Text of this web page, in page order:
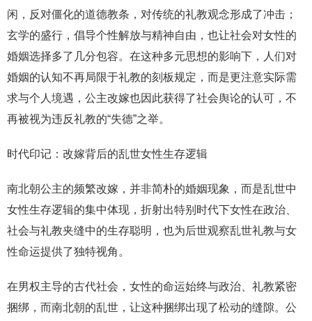
闲，反对僵化的道德教条，对传统的礼教观念形成了冲击；
玄学的盛行，倡导个性解放与精神自由，也让社会对女性的
婚姻选择多了几分包容。在这种多元思想的影响下，人们对
婚姻的认知不再局限于礼教的刻板规定，而是更注意实际需
求与个人境遇，公主改嫁也因此获得了社会舆论的认可，不
再被视为违反礼教的“失德”之举。
时代印记：改嫁背后的乱世女性生存逻辑
南北朝公主的频繁改嫁，并非简朴的婚姻现象，而是乱世中
女性生存逻辑的集中体现，折射出特别时代下女性在政治、
社会与礼教夹缝中的生存聪明，也为后世观察乱世礼教与女
性命运提供了独特视角。
在男权主导的古代社会，女性的命运始终与政治、礼教紧密
捆绑，而南北朝的乱世，让这种捆绑出现了松动的缝隙。公